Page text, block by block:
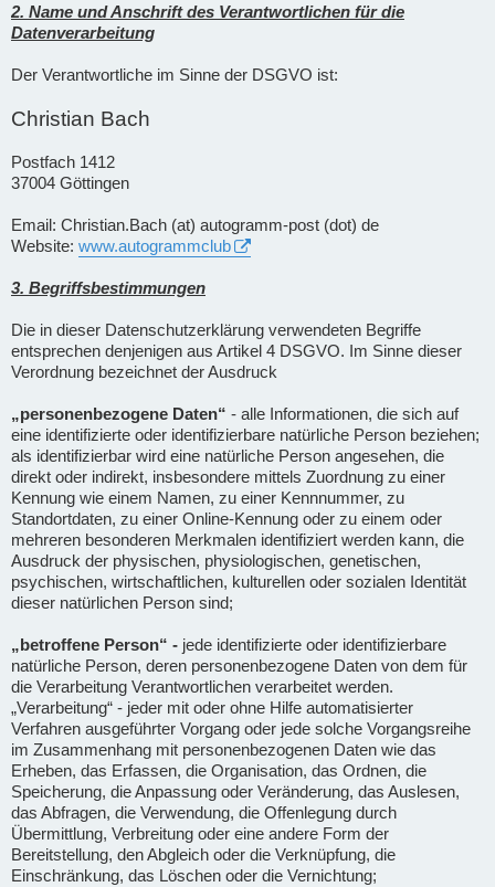
2. Name und Anschrift des Verantwortlichen für die
Datenverarbeitung
Der Verantwortliche im Sinne der DSGVO ist:
Christian Bach
Postfach 1412
37004 Göttingen
Email: Christian.Bach (at) autogramm-post (dot) de
Website: www.autogrammclub
3. Begriffsbestimmungen
Die in dieser Datenschutzerklärung verwendeten Begriffe
entsprechen denjenigen aus Artikel 4 DSGVO. Im Sinne dieser
Verordnung bezeichnet der Ausdruck
„personenbezogene Daten“ - alle Informationen, die sich auf
eine identifizierte oder identifizierbare natürliche Person beziehen;
als identifizierbar wird eine natürliche Person angesehen, die
direkt oder indirekt, insbesondere mittels Zuordnung zu einer
Kennung wie einem Namen, zu einer Kennnummer, zu
Standortdaten, zu einer Online-Kennung oder zu einem oder
mehreren besonderen Merkmalen identifiziert werden kann, die
Ausdruck der physischen, physiologischen, genetischen,
psychischen, wirtschaftlichen, kulturellen oder sozialen Identität
dieser natürlichen Person sind;
„betroffene Person“ - jede identifizierte oder identifizierbare
natürliche Person, deren personenbezogene Daten von dem für
die Verarbeitung Verantwortlichen verarbeitet werden.
„Verarbeitung“ - jeder mit oder ohne Hilfe automatisierter
Verfahren ausgeführter Vorgang oder jede solche Vorgangsreihe
im Zusammenhang mit personenbezogenen Daten wie das
Erheben, das Erfassen, die Organisation, das Ordnen, die
Speicherung, die Anpassung oder Veränderung, das Auslesen,
das Abfragen, die Verwendung, die Offenlegung durch
Übermittlung, Verbreitung oder eine andere Form der
Bereitstellung, den Abgleich oder die Verknüpfung, die
Einschränkung, das Löschen oder die Vernichtung;